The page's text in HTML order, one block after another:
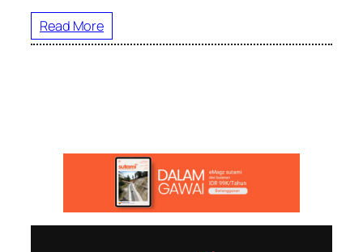
Read More